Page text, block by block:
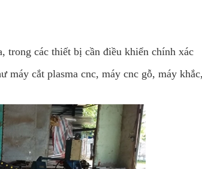
trong các thiết bị cần điều khiển chính xác
máy cắt plasma cnc, máy cnc gỗ, máy